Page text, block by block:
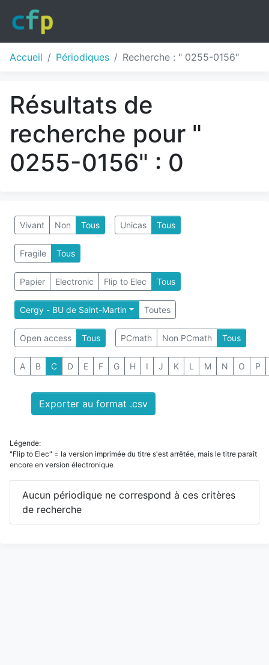
Accueil Périodiques Recherche : " 0255-0156"
Résultats de
recherche pour "
0255-0156" : 0
Vivant Non Tous Unicas Tous
Fragile Tous
Papier Electronic Flip to Elec Tous
Cergy - BU de Saint-Martin Toutes
Open access Tous PCmath Non PCmath Tous
A B C D E F G H I J K L M N O P
Exporter au format .csv
Légende:
"Flip to Elec" = la version imprimée du titre s'est arrêtée, mais le titre paraît
encore en version électronique
Aucun périodique ne correspond à ces critères
de recherche